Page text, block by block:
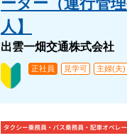
人】
出雲一畑交通株式会社
正社員 見学可 主婦(夫)